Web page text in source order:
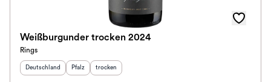
Weißburgunder trocken 2024
Rings
Herkunftsland
Deutschland Herkunftsregion
Pfalz Geschmack
trocken